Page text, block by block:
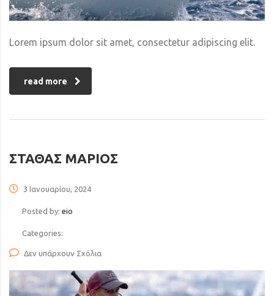
Lorem ipsum dolor sit amet, consectetur adipiscing elit.
read more
ΣΤΑΘΑΣ ΜΑΡΙΟΣ
3 Ιανουαρίου, 2024
Posted by: eio
Categories:
Δεν υπάρχουν Σχόλια